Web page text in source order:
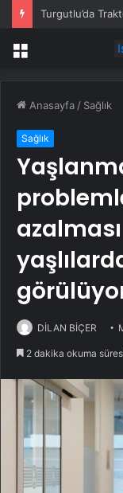
Turgutlu’da
Menü
Anasayfa / Sağlık
Sağlık
DİLAN BİÇER
2 dakika okuma